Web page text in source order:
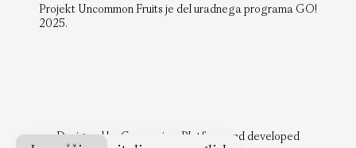
Projekt Uncommon Fruits je del uradnega programa GO!
2025.
Designed by Companion-Platform
and developed